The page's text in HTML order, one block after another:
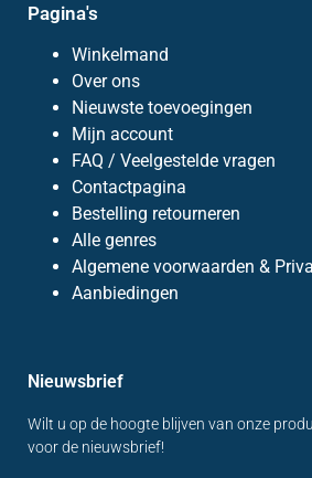
Pagina's
Winkelmand
Over ons
Nieuwste toevoegingen
Mijn account
FAQ / Veelgestelde vragen
Contactpagina
Bestelling retourneren
Alle genres
Algemene voorwaarden &
Aanbiedingen
Nieuwsbrief
Wilt u op de hoogte blijven van onze
voor de nieuwsbrief!